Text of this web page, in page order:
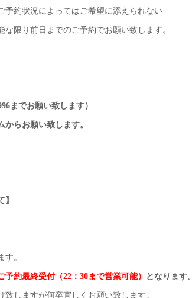
予約状況によってはご希望に添えられない
限り前日までのご予約でお願い致します。
までお願い致します）
らお願い致します。
】
。
予約最終受付（22：30まで営業可能） となります。
しますが何卒宜しくお願い致します。